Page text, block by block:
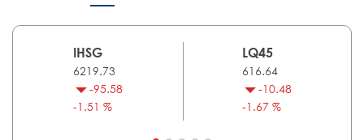
IHSG
6219.73
-95.58
-1.51 %
LQ45
616.64
-10.48
-1.67 %